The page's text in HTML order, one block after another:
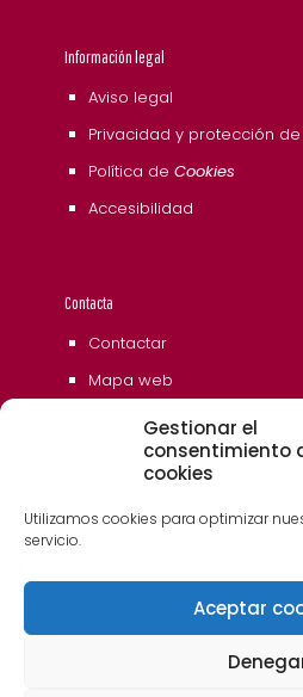
Gestionar el
consentimiento
cookies
Utilizamos cookies para optimizar
servicio.
Aceptar
Información legal
Aviso legal
Privacidad y protección
Política de Cookies
Accesibilidad
Contacta
Contactar
Mapa web
© 2006 - 2023 Museos de
derechos